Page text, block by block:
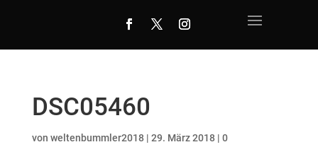
DSC05460
von weltenbummler2018| 29. März 2018| 0